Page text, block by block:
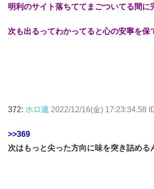
明利のサイト落ちててまごついてる間に
次も出るってわかってると心の安寧を保
372: ホロ速 2022/12/16(金) 17:23:34.58
>>369
次はもっと尖った方向に味を突き詰める